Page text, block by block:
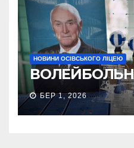
НОВИНИ ОСІВСЬКОГО ЛІЦЕЮ
БЕР 1, 2026